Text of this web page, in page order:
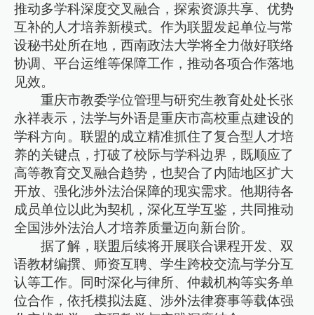
推动多学科深度交叉融合，探索资源共享、优势
互补的人才培养新模式。作为联盟发起单位与常
设秘书处所在地，西南政法大学将全力做好联络
协调、平台运维等保障工作，推动各项合作落地
见效。
重庆市教委学位管理与研究生教育处处长张
永祥表示，法学与外语是重庆市高校重点建设的
学科方向。联盟的成立精准抓住了复合型人才培
养的关键点，打破了校际与学科边界，既顺应了
高等教育交叉融合趋势，也契合了内陆地区扩大
开放、强化涉外法治保障的现实需求。他期待各
成员单位以此为契机，深化互学互鉴，共同推动
全国涉外法治人才培养质量迈向新台阶。
据了解，联盟后续将开展联合课程开发、双
语教材编撰、师资互聘、学生跨校交流与学分互
认等工作。同时深化与律所、仲裁机构等实务单
位合作，依托模拟法庭、涉外法律赛事等载体强